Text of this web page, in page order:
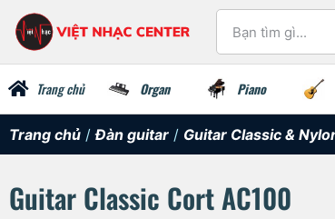
Trang chủ Organ Piano
Trang chủ /Đàn guitar / Guitar Classic &
Guitar Classic Cort AC100